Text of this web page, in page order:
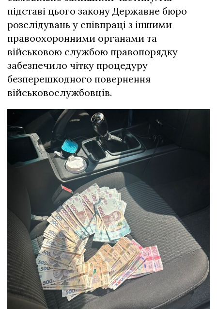
підставі цього закону Державне бюро
розслідувань у співпраці з іншими
правоохоронними органами та
військовою службою правопорядку
забезпечило чітку процедуру
безперешкодного повернення
військовослужбовців.